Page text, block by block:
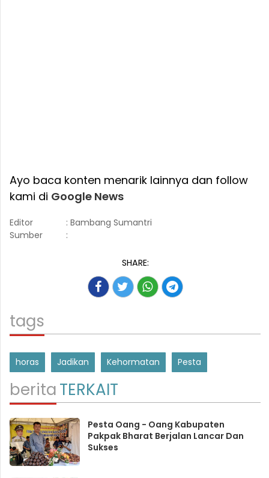
Ayo baca konten menarik lainnya dan follow
kami di Google News
Editor
: Bambang Sumantri
Sumber
:
SHARE:
tags
horas Jadikan Kehormatan Pesta
beritaTERKAIT
Pesta Oang - Oang Kabupaten
Pakpak Bharat Berjalan Lancar Dan
Sukses